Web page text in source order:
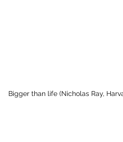
Bigger than life (Nicholas Ray,